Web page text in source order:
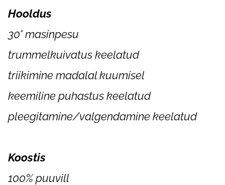
Hooldus
30° masinpesu
trummelkuivatus keelatud
triikimine madalal kuumisel
keemiline puhastus keelatud
pleegitamine/valgendamine keelatud
Koostis
100% puuvill